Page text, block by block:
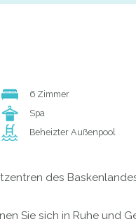
6 Zimmer
Spa
Beheizter Außenpool
des
Sie sich in Ruhe und